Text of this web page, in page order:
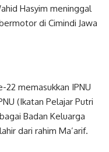
Hasyim meninggal
di Cimindi Jawa
22 memasukkan IPNU
(Ikatan Pelajar Putri
Badan Keluarga
dari rahim Ma’arif.